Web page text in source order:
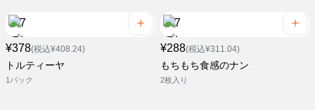
¥378(税込¥408.24)
トルティーヤ
1パック
¥288(税込¥311.04)
もちもち食感のナン
2枚入り